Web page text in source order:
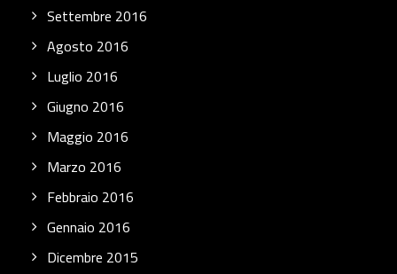
Settembre 2016
Agosto 2016
Luglio 2016
Giugno 2016
Maggio 2016
Marzo 2016
Febbraio 2016
Gennaio 2016
Dicembre 2015